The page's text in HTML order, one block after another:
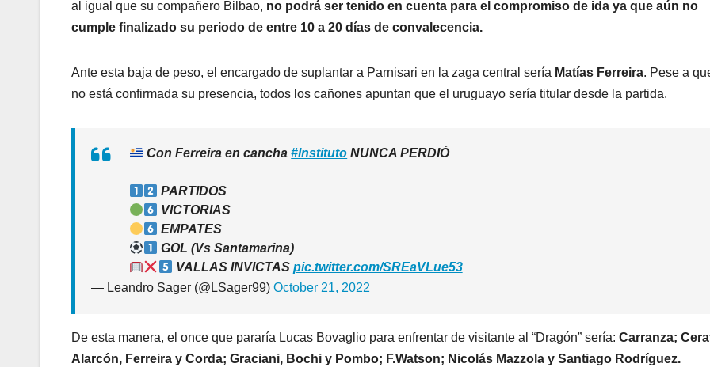
al igual que su compañero Bilbao, no podrá ser tenido en cuenta para el compromiso de ida ya que aún no
cumple finalizado su periodo de entre 10 a 20 días de convalecencia.
Ante esta baja de peso, el encargado de suplantar a Parnisari en la zaga central sería Matías Ferreira. Pese a
no está confirmada su presencia, todos los cañones apuntan que el uruguayo sería titular desde la partida.
Con Ferreira en cancha#Instituto NUNCA PERDIÓ
PARTIDOS
VICTORIAS
EMPATES
GOL (Vs Santamarina)
VALLAS INVICTAS pic.twitter.com/SREaVLue53
— Leandro Sager (@LSager99) October 21, 2022
De esta manera, el once que pararía Lucas Bovaglio para enfrentar de visitante al “Dragón” sería: Carranza;
Alarcón, Ferreira y Corda; Graciani, Bochi y Pombo; F.Watson; Nicolás Mazzola y Santiago Rodríguez.
ALTA